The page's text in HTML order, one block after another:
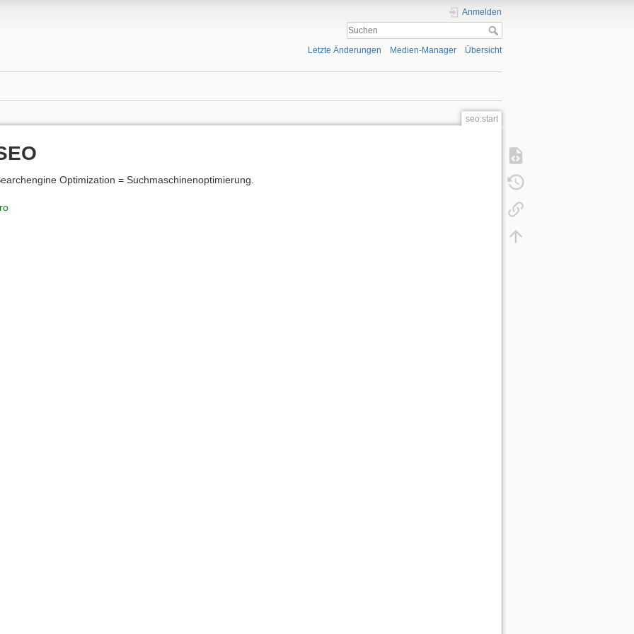
Anmelden
Letzte Änderungen Medien-Manager Übersicht
seo:start
Optimization = Suchmaschinenoptimierung.